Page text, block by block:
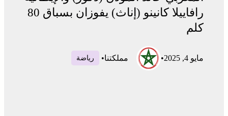
رافاييلا كانينو (إناث) يفوزان بسباق 80
كلم
مايو 4, 2025 • مملكتنا• رياضة